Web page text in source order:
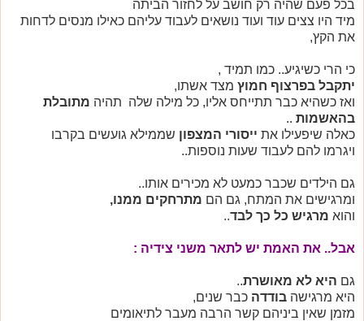
בכל פעם שהיה רק חושב על לחזור הביתה
מיד היו צצים עוד ועוד נושאים לעבוד עליהם כאילו מנסים לדחות
את הקץ,
כי הרי כשיגיע.. כמו תמיד ,
יתקבל בפרצוף חמוץ מצד אשתו,
ואז כשהיא כבר תתייחס אליו, כל מילה שלה תהיה מתובלת
בהאשמות ..
כאלה שיפעילו את ייסורי המצפון שממילא גועשים בקרבו
ויגרמו להם לעבוד שעות נוספות..
גם הילדים שכבר כמעט לא מכירים אותו..
ומרגישים את המתח, גם הם מתרחקים ממנו,
והוא מרגיש כל כך לבד..
אבל.. את האמת יש לתאר משני צידיה :
גם היא לא מאושרת..
היא מרגישה בודדה כבר שנים,
מזמן שאין ביניהם קשר הרבה מעבר לתיאומים